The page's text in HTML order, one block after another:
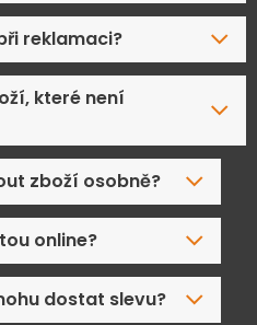
reklamaci?
které není
zboží osobně?
online?
dostat slevu?